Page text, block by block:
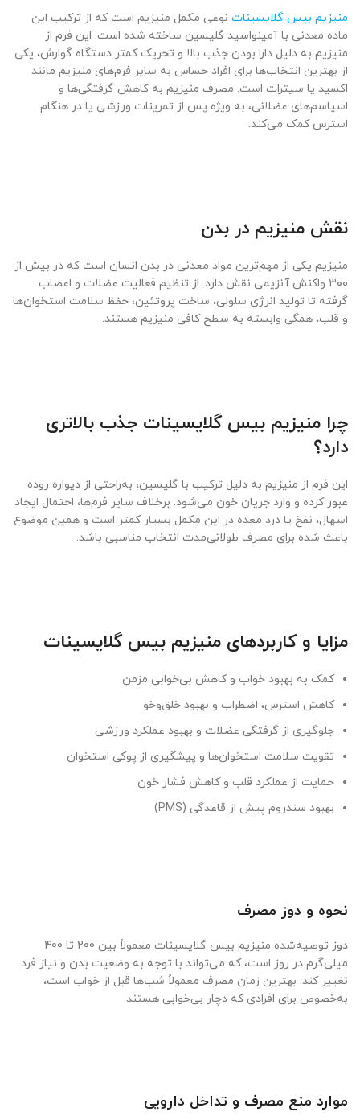
منیزیم بیس گلایسینات نوعی مکمل منیزیم است که از ترکیب این
ماده معدنی با آمینواسید گلیسین ساخته شده است. این فرم از
منیزیم به دلیل دارا بودن جذب بالا و تحریک کمتر دستگاه گوارش، یکی
از بهترین انتخاب‌ها برای افراد حساس به سایر فرم‌های منیزیم مانند
اکسید یا سیترات است. مصرف منیزیم به کاهش گرفتگی‌ها و
اسپاسم‌های عضلانی، به ویژه پس از تمرینات ورزشی یا در هنگام
استرس کمک می‌کند.
نقش منیزیم در بدن
منیزیم یکی از مهم‌ترین مواد معدنی در بدن انسان است که در بیش از
۳۰۰ واکنش آنزیمی نقش دارد. از تنظیم فعالیت عضلات و اعصاب
گرفته تا تولید انرژی سلولی، ساخت پروتئین، حفظ سلامت استخوان‌ها
و قلب، همگی وابسته به سطح کافی منیزیم هستند.
چرا منیزیم بیس گلایسینات جذب بالاتری
دارد؟
این فرم از منیزیم به دلیل ترکیب با گلیسین، به‌راحتی از دیواره روده
عبور کرده و وارد جریان خون می‌شود. برخلاف سایر فرم‌ها، احتمال ایجاد
اسهال، نفخ یا درد معده در این مکمل بسیار کمتر است و همین موضوع
باعث شده برای مصرف طولانی‌مدت انتخاب مناسبی باشد.
مزایا و کاربردهای منیزیم بیس گلایسینات
کمک به بهبود خواب و کاهش بی‌خوابی مزمن
کاهش استرس، اضطراب و بهبود خلق‌وخو
جلوگیری از گرفتگی عضلات و بهبود عملکرد ورزشی
تقویت سلامت استخوان‌ها و پیشگیری از پوکی استخوان
حمایت از عملکرد قلب و کاهش فشار خون
بهبود سندروم پیش از قاعدگی (PMS)
نحوه و دوز مصرف
دوز توصیه‌شده منیزیم بیس گلایسینات معمولاً بین 200 تا 400
میلی‌گرم در روز است، که می‌تواند با توجه به وضعیت بدن و نیاز فرد
تغییر کند. بهترین زمان مصرف معمولاً شب‌ها قبل از خواب است،
به‌خصوص برای افرادی که دچار بی‌خوابی هستند.
موارد منع مصرف و تداخل دارویی